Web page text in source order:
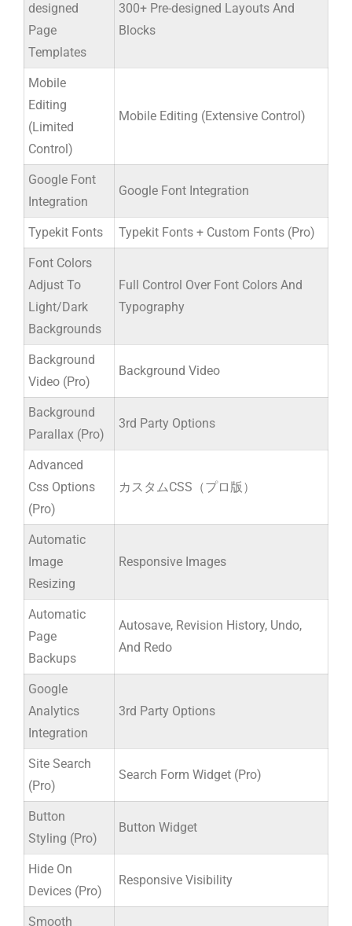
designed
Page
Templates
300+ Pre-designed Layouts And
Blocks
Mobile
Editing
(Limited
Control)
Mobile Editing (Extensive Control)
Google Font
Integration
Google Font Integration
Typekit Fonts Typekit Fonts + Custom Fonts (Pro)
Font Colors
Adjust To
Light/Dark
Backgrounds
Full Control Over Font Colors And
Typography
Background
Video (Pro)
Background Video
Background
Parallax (Pro)
3rd Party Options
Advanced
Css Options
(Pro)
カスタムCSS（プロ版）
Automatic
Image
Resizing
Responsive Images
Automatic
Page
Backups
Autosave, Revision History, Undo,
And Redo
Google
Analytics
Integration
3rd Party Options
Site Search
(Pro)
Search Form Widget (Pro)
Button
Styling (Pro)
Button Widget
Hide On
Devices (Pro)
Responsive Visibility
Smooth